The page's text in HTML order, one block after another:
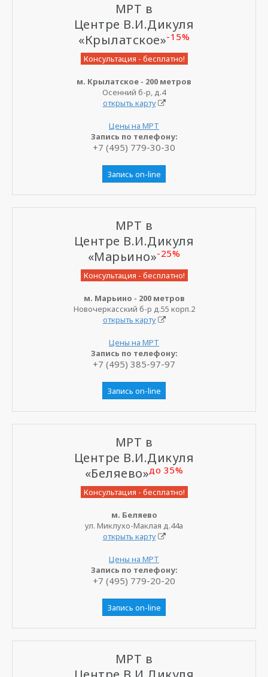
МРТ в
Центре В.И.Дикуля
«Крылатское»-15%
Консультация - бесплатно!
м. Крылатское - 200 метров
Осенний б-р, д.4
открыть карту
Цены на МРТ
Запись по телефону:
+7 (495) 779-30-30
Запись on-line
МРТ в
Центре В.И.Дикуля
«Марьино»-25%
Консультация - бесплатно!
м. Марьино - 200 метров
Новочеркасский б-р д.55 корп.2
открыть карту
Цены на МРТ
Запись по телефону:
+7 (495) 385-97-97
Запись on-line
МРТ в
Центре В.И.Дикуля
«Беляево»до 35%
Консультация - бесплатно!
м. Беляево
ул. Миклухо-Маклая д.44а
открыть карту
Цены на МРТ
Запись по телефону:
+7 (495) 779-20-20
Запись on-line
МРТ в